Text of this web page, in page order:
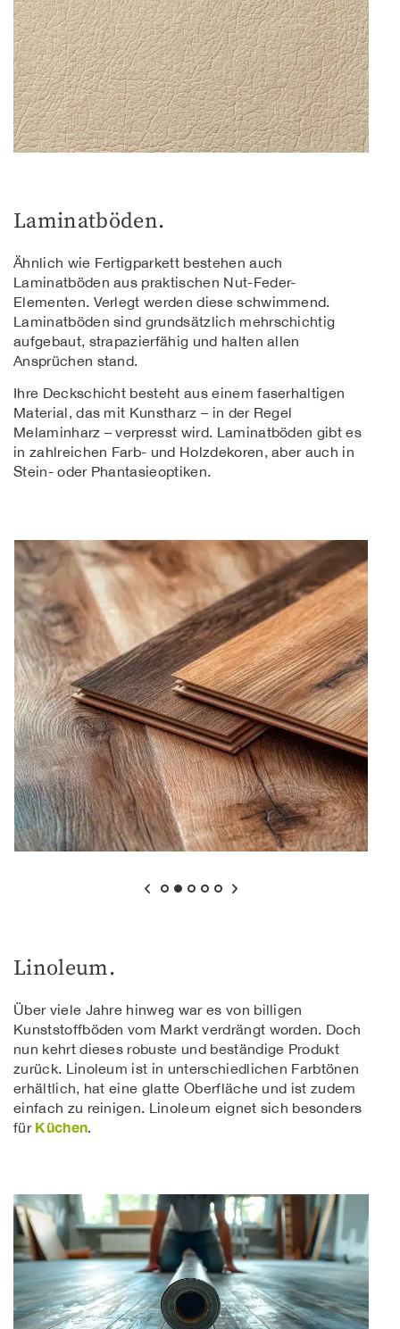
Laminatböden.
Ähnlich wie Fertigparkett bestehen auch
Laminatböden aus praktischen Nut-Feder-
Elementen. Verlegt werden diese schwimmend.
Laminatböden sind grundsätzlich mehrschichtig
aufgebaut, strapazierfähig und halten allen
Ansprüchen stand.
Ihre Deckschicht besteht aus einem faserhaltigen
Material, das mit Kunstharz – in der Regel
Melaminharz – verpresst wird. Laminatböden gibt es
in zahlreichen Farb- und Holzdekoren, aber auch in
Stein- oder Phantasieoptiken.
Linoleum.
Über viele Jahre hinweg war es von billigen
Kunststoffböden vom Markt verdrängt worden. Doch
nun kehrt dieses robuste und beständige Produkt
zurück. Linoleum ist in unterschiedlichen Farbtönen
erhältlich, hat eine glatte Oberfläche und ist zudem
einfach zu reinigen. Linoleum eignet sich besonders
für Küchen.